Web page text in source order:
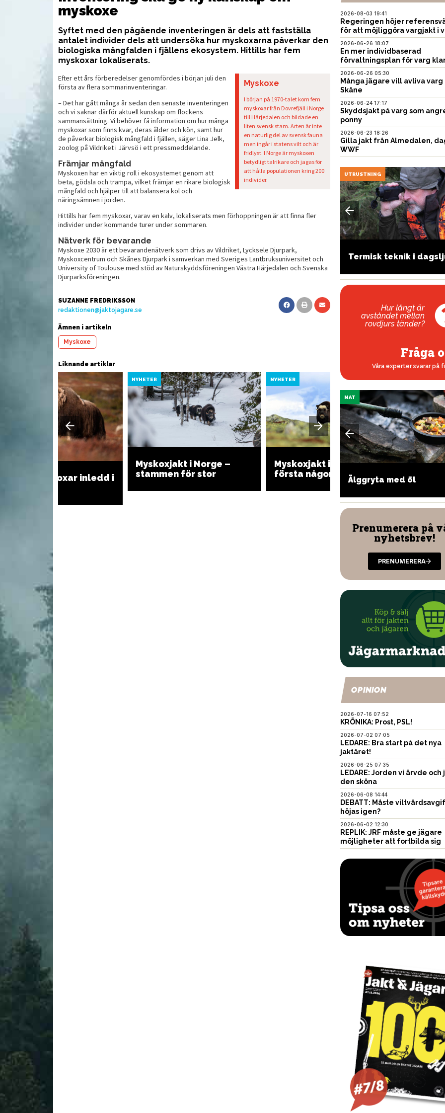
myskoxe
Syftet med den pågående inventeringen är dels att fastställa
antalet individer dels att undersöka hur myskoxarna påverkar den
biologiska mångfalden i fjällens ekosystem. Hittills har fem
myskoxar lokaliserats.
Myskoxe
I början på 1970-talet kom fem
myskoxar från Dovrefjäll i Norge
till Härjedalen och bildade en
liten svensk stam. Arten är inte
en naturlig del av svensk fauna
men ingår i statens vilt och är
fridlyst. I Norge är myskoxen
betydligt talrikare och jagas för
att hålla populationen kring 200
individer.
Efter ett års förberedelser genomfördes i början juli den
första av flera sommarinventeringar.
– Det har gått många år sedan den senaste inventeringen
och vi saknar därför aktuell kunskap om flockens
sammansättning. Vi behöver få information om hur många
myskoxar som finns kvar, deras ålder och kön, samt hur
de påverkar biologisk mångfald i fjällen, säger Lina Jelk,
zoolog på Vildriket i Järvsö i ett pressmeddelande.
Främjar mångfald
Myskoxen har en viktig roll i ekosystemet genom att
beta, gödsla och trampa, vilket främjar en rikare biologisk
mångfald och hjälper till att balansera kol och
näringsämnen i jorden.
Hittills har fem myskoxar, varav en kalv, lokaliserats men förhoppningen är att finna fler
individer under kommande turer under sommaren.
Nätverk för bevarande
Myskoxe 2030 är ett bevarandenätverk som drivs av Vildriket, Lycksele Djurpark,
Myskoxcentrum och Skånes Djurpark i samverkan med Sveriges Lantbruksuniversitet och
University of Toulouse med stöd av Naturskyddsföreningen Västra Härjedalen och Svenska
Djurparksföreningen.
SUZANNE FREDRIKSSON
redaktionen@jaktojagare.se
Ämnen i artikeln
Myskoxe
Liknande artiklar
på myskoxar inledd i
NYHETER
Myskoxjakt i Norge –
stammen för stor
NYHETER
Myskoxjakt i Alaska –
första någonsin
NYHETER
2026-08-03 19:41
Regeringen höjer
för att möjliggöra vargjakt i
2026-06-26 18:07
En mer individbaserad
förvaltningsplan för varg
2026-06-26 05:30
Många jägare vill avliva varg
Skåne
2026-06-24 17:17
Skyddsjakt på varg som
ponny
2026-06-23 18:26
Gilla jakt från Almedalen,
WWF
UTRUSTNING
Test av
jaktradioapparater
VAPEN
Så skjuter du in studsaren
UTRUSTNING
Termisk teknik i
Hur långt är
avståndet mellan
rovdjurs tänder?
Fråga
Våra experter svarar på
MAT
Vårrullar med vilt
MAT
Ljummen vintersallad med
MAT
Älggryta med öl
Prenumerera på
nyhetsbrev!
PRENUMERERA
OPINION
2026-07-16 07:52
KRÖNIKA: Prost, PSL!
2026-07-02 07:05
LEDARE: Bra start på det nya
jaktåret!
2026-06-25 07:35
LEDARE: Jorden vi ärvde och
den sköna
2026-06-08 14:44
DEBATT: Måste
höjas igen?
2026-06-02 12:30
REPLIK: JRF måste ge jägare
möjligheter att fortbilda sig